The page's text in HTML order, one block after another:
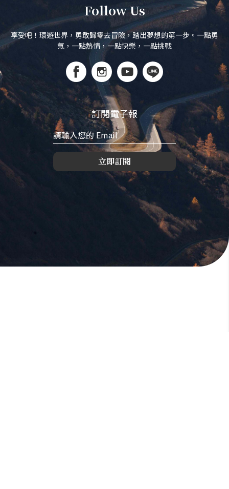
Follow Us
享受吧！環遊世界，勇敢歸零去冒險，踏出夢想的第一步。一點勇
氣，一點熱情，一點快樂，一點挑戰
訂閱電子報
立即訂閱